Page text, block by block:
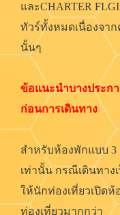
และCHARTER
ทัวร์ทั้งหมดเนื่องจาก
นั้นๆ
ข้อแนะนำบางประก
ก่อนการเดินทาง
สำหรับห้องพักแบบ 3
เท่านั้น กรณีเดินทา
ให้นักท่องเที่ยวเปิดห้
ท่องเที่ยวมากกว่า